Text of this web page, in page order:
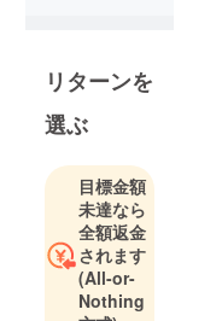
リターンを
選ぶ
目標金額
未達なら
全額返金
されます
(All-or-
Nothing